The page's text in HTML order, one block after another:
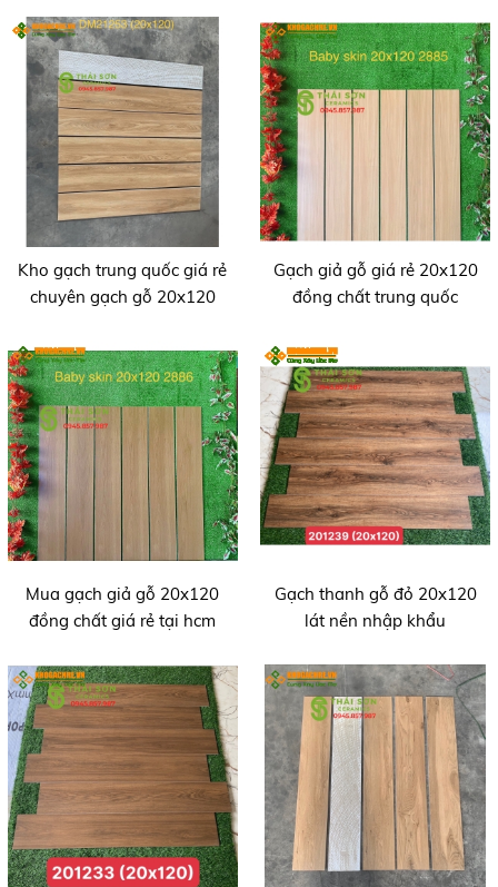
Kho gạch trung quốc giá rẻ
chuyên gạch gỗ 20x120
Gạch giả gỗ giá rẻ 20x120
đồng chất trung quốc
Mua gạch giả gỗ 20x120
đồng chất giá rẻ tại hcm
Gạch thanh gỗ đỏ 20x120
lát nền nhập khẩu